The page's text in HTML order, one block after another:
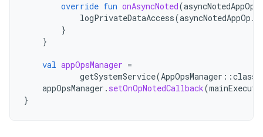
override fun onAsyncNoted(asyncNotedAppOp
logPrivateDataAccess(asyncNotedAppOp .
}
}
val appOpsManager =
getSystemService(AppOpsManager ::class
appOpsManager . setOnOpNotedCallback(
}